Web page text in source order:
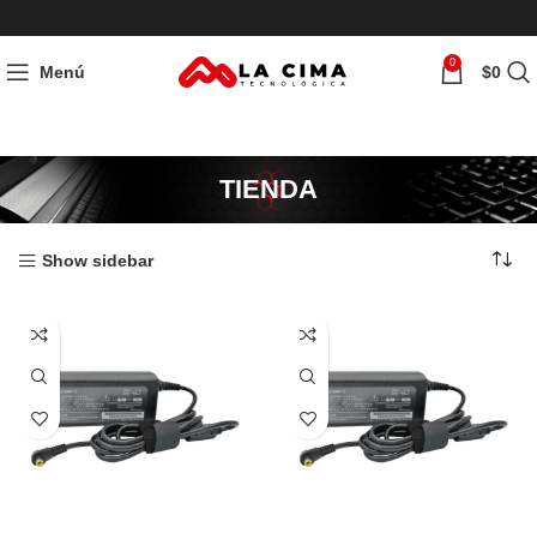
Menú 0 $0
TIENDA
Show sidebar